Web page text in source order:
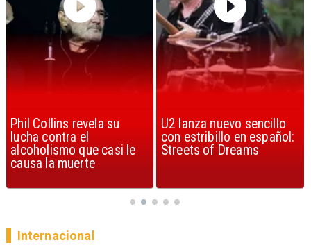
U2 lanza nuevo sencillo
con estribillo en español:
Streets of Dreams
“Africa” de Toto es
considerada la mejor
canción, según la ciencia
Internacional